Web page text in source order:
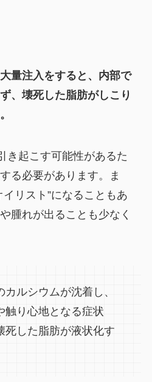
量注入をすると、内部で
、壊死した脂肪がしこり
き起こす可能性があるた
る必要があります。ま
リスト”になることもあ
腫れが出ることも少なく
ルシウムが沈着し、
触り心地となる症状
死した脂肪が液状化す